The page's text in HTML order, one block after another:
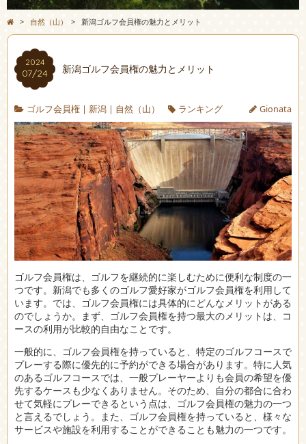
> 自然（山） > 新潟ゴルフ会員権の魅力とメリット
2024
07/24 新潟ゴルフ会員権の魅力とメリット
ゴルフ会員権| 新潟| 自然（山） ランキング Gionata
ゴルフ会員権は、ゴルフを継続的に楽しむために便利な制度の一
つです。 新潟でも多くのゴルフ愛好家がゴルフ会員権を利用して
います。では、ゴルフ会員権には具体的にどんなメリットがある
のでしょうか。まず、ゴルフ会員権を持つ最大のメリットは、コ
ースの利用が比較的自由なことです。
一般的に、ゴルフ会員権を持っていると、特定のゴルフコースで
プレーする際に優先的に予約ができる場合があります。特に人気
のあるゴルフコースでは、一般プレーヤーよりも会員の希望を優
先するケースも少なくありません。そのため、自分の都合に合わ
せて気軽にプレーできるという点は、ゴルフ会員権の魅力の一つ
と言えるでしょう。また、ゴルフ会員権を持っていると、様々な
サービスや施設を利用することができることも魅力の一つです。